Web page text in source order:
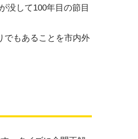
没して100年目の節目
でもあることを市内外